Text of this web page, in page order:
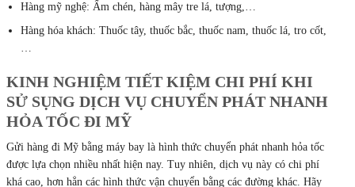
Hàng mỹ nghệ: Ấm chén, hàng mây tre lá, tượng,…
Hàng hóa khách: Thuốc tây, thuốc bắc, thuốc nam, thuốc lá, tro cốt,
…
KINH NGHIỆM TIẾT KIỆM CHI PHÍ KHI
SỬ SỤNG DỊCH VỤ CHUYỂN PHÁT NHANH
HỎA TỐC ĐI MỸ
Gửi hàng đi Mỹ bằng máy bay là hình thức chuyển phát nhanh hỏa tốc
được lựa chọn nhiều nhất hiện nay. Tuy nhiên, dịch vụ này có chi phí
khá cao, hơn hẳn các hình thức vận chuyển bằng các đường khác. Hãy